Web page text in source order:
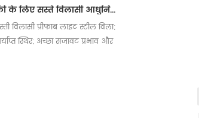
बिक्री के लिए सस्ते विलासी आधुनिक लक्जरी प्रीफैब लाइट स्टील विला
विलासी प्रीफाब लाइट स्टील विला;
स्थिर; अच्छा सजावट प्रभाव और